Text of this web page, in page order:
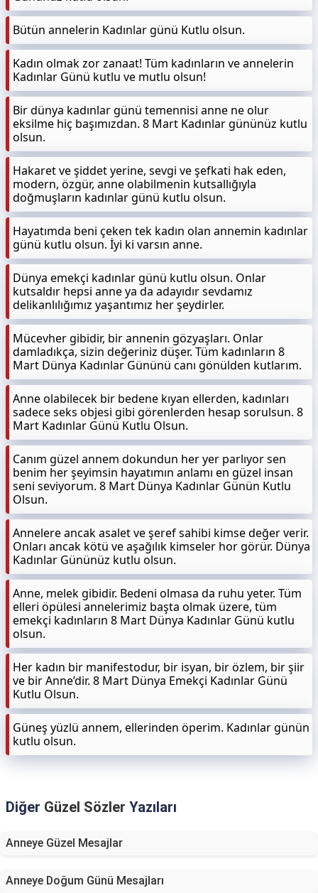
Bütün annelerin Kadınlar günü Kutlu olsun.
Kadın olmak zor zanaat! Tüm kadınların ve annelerin
Kadınlar Günü kutlu ve mutlu olsun!
Bir dünya kadınlar günü temennisi anne ne olur
eksilme hiç başımızdan. 8 Mart Kadınlar gününüz kutlu
olsun.
Hakaret ve şiddet yerine, sevgi ve şefkati hak eden,
modern, özgür, anne olabilmenin kutsallığıyla
doğmuşların kadınlar günü kutlu olsun.
Hayatımda beni çeken tek kadın olan annemin kadınlar
günü kutlu olsun. İyi ki varsın anne.
Dünya emekçi kadınlar günü kutlu olsun. Onlar
kutsaldır hepsi anne ya da adayıdır sevdamız
delikanlılığımız yaşantımız her şeydirler.
Mücevher gibidir, bir annenin gözyaşları. Onlar
damladıkça, sizin değeriniz düşer. Tüm kadınların 8
Mart Dünya Kadınlar Gününü canı gönülden kutlarım.
Anne olabilecek bir bedene kıyan ellerden, kadınları
sadece seks objesi gibi görenlerden hesap sorulsun. 8
Mart Kadınlar Günü Kutlu Olsun.
Canım güzel annem dokundun her yer parlıyor sen
benim her şeyimsin hayatımın anlamı en güzel insan
seni seviyorum. 8 Mart Dünya Kadınlar Günün Kutlu
Olsun.
Annelere ancak asalet ve şeref sahibi kimse değer verir.
Onları ancak kötü ve aşağılık kimseler hor görür. Dünya
Kadınlar Gününüz kutlu olsun.
Anne, melek gibidir. Bedeni olmasa da ruhu yeter. Tüm
elleri öpülesi annelerimiz başta olmak üzere, tüm
emekçi kadınların 8 Mart Dünya Kadınlar Günü kutlu
olsun.
Her kadın bir manifestodur, bir isyan, bir özlem, bir şiir
ve bir Anne’dir. 8 Mart Dünya Emekçi Kadınlar Günü
Kutlu Olsun.
Güneş yüzlü annem, ellerinden öperim. Kadınlar günün
kutlu olsun.
Diğer Güzel Sözler Yazıları
Anneye Güzel Mesajlar
Anneye Doğum Günü Mesajları